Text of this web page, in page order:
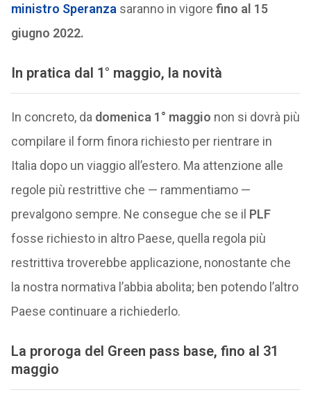
ministro Speranza saranno in vigore fino al 15
giugno 2022.
In pratica dal 1° maggio, la novità
In concreto, da domenica 1° maggio non si dovrà più
compilare il form finora richiesto per rientrare in
Italia dopo un viaggio all’estero. Ma attenzione alle
regole più restrittive che — rammentiamo —
prevalgono sempre. Ne consegue che se il PLF
fosse richiesto in altro Paese, quella regola più
restrittiva troverebbe applicazione, nonostante che
la nostra normativa l’abbia abolita; ben potendo l’altro
Paese continuare a richiederlo.
La proroga del Green pass base, fino al 31
maggio